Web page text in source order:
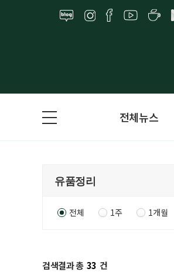
전체뉴스
전체 1주 1개월
검색결과 총 33 건